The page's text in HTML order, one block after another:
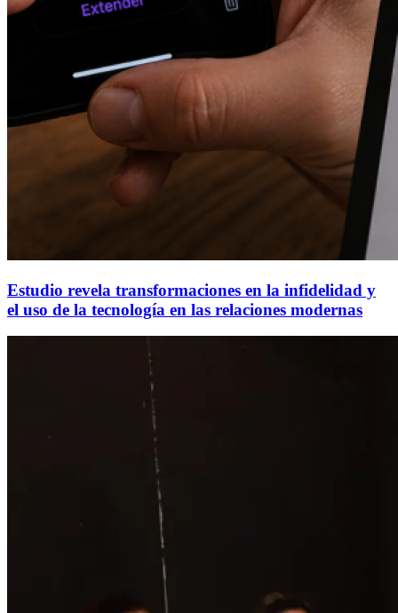
Estudio revela transformaciones en la infidelidad y
el uso de la tecnología en las relaciones modernas